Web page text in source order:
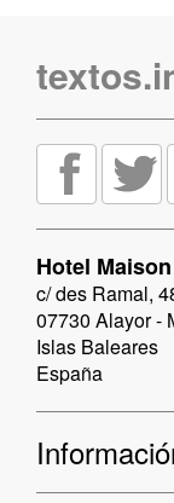
Hotel
c/ des Ramal,
07730 Alayor -
Islas Baleares
España